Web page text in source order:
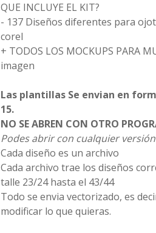
QUE INCLUYE EL KIT?
- 137 Diseños diferentes para
corel
+ TODOS LOS MOCKUPS PARA
imagen
Las plantillas Se envian en
15.
NO SE ABREN CON OTRO
Podes abrir con cualquier
Cada diseño es un archivo
Cada archivo trae los diseños
talle 23/24 hasta el 43/44
Todo se envia vectorizado, es
modificar lo que quieras.